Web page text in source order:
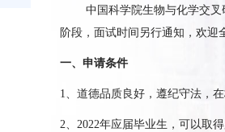
中国科学院生物与化学交叉
阶段，面试时间另行通知，欢迎
一、申请条件
1、道德品质良好，遵纪守法，
2、 2022年应届毕业生，可以取